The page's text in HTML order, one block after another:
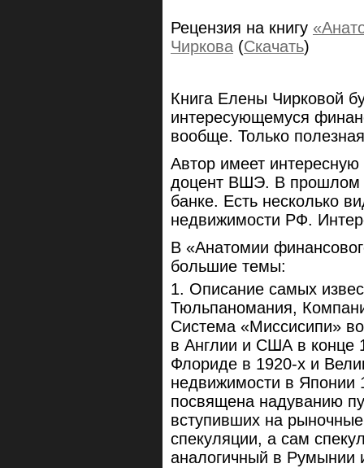
Рецензия на книгу
Чиркова (Скачать)
Книга Елены Чирковой
интересующемуся
вообще. Только
Автор имеет
доцент ВШЭ. В прошлом
банке. Есть несколько
недвижимости РФ.
В «Анатомии
большие темы:
1. Описание самых
Тюльпаномания,
Система «Миссисипи»
в Англии и США в конце
Флориде в 1920-х и
недвижимости в Японии
посвящена надуванию
вступивших на
спекуляции, а сам
аналогичный в Румынии